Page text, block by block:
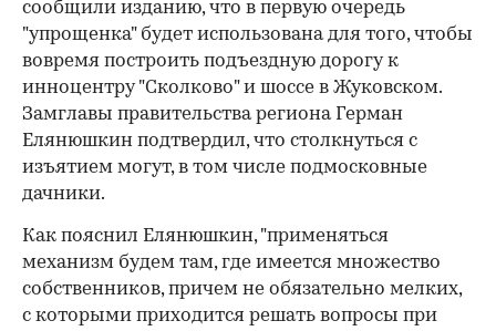
сообщили изданию, что в первую очередь
"упрощенка" будет использована для того, чтобы
вовремя построить подъездную дорогу к
инноцентру "Сколково" и шоссе в Жуковском.
Замглавы правительства региона Герман
Елянюшкин подтвердил, что столкнуться с
изъятием могут, в том числе подмосковные
дачники.
Как пояснил Елянюшкин, "применяться
механизм будем там, где имеется множество
собственников, причем не обязательно мелких,
с которыми приходится решать вопросы при